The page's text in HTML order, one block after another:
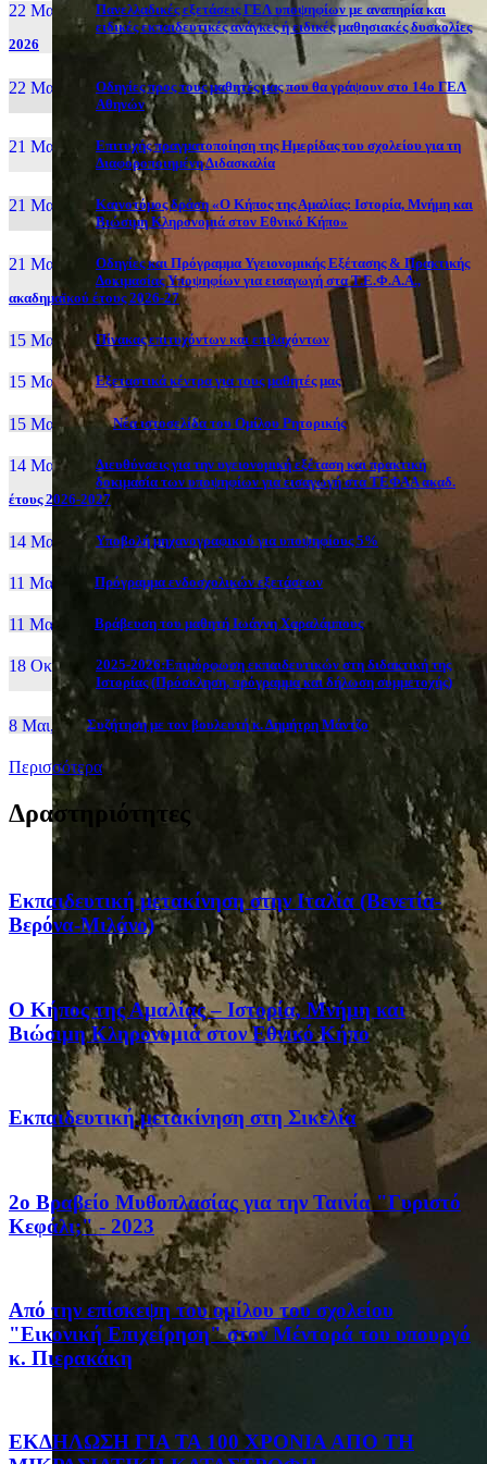
22 Μαι, 26
Πανελλαδικές εξετάσεις ΓΕΛ υποψηφίων με αναπηρία και
ειδικές εκπαιδευτικές ανάγκες ή ειδικές μαθησιακές δυσκολίες
2026
22 Μαι, 26
Οδηγίες προς τους μαθητές μας που θα γράψουν στο 14ο ΓΕΛ
Αθηνών
21 Μαι, 26
Επιτυχής πραγματοποίηση της Ημερίδας του σχολείου για τη
Διαφοροποιημένη Διδασκαλία
21 Μαι, 26
Καινοτόμος δράση «Ο Κήπος της Αμαλίας: Ιστορία, Μνήμη και
Βιώσιμη Κληρονομιά στον Εθνικό Κήπο»
21 Μαι, 26
Οδηγίες και Πρόγραμμα Υγειονομικής Εξέτασης & Πρακτικής
Δοκιμασίας Υποψηφίων για εισαγωγή στα Τ.Ε.Φ.Α.Α.,
ακαδημαϊκού έτους 2026-27
15 Μαι, 26 Πίνακας επιτυχόντων και επιλαχόντων
15 Μαι, 26 Εξεταστικά κέντρα για τους μαθητές μας
15 Μαι, 2026 Νέα ιστοσελίδα του Ομίλου Ρητορικής
14 Μαι, 26
Διευθύνσεις για την υγειονομική εξέταση και πρακτική
δοκιμασία των υποψηφίων για εισαγωγή στα ΤΕΦΑΑ ακαδ.
έτους 2026-2027
14 Μαι, 26 Yποβολή μηχανογραφικού για υποψηφίους 5%
11 Μαι, 26 Πρόγραμμα ενδοσχολικών εξετάσεων
11 Μαι, 26 Βράβευση του μαθητή Ιωάννη Χαραλάμπους
18 Οκτ, 25
2025-2026:Επιμόρφωση εκπαιδευτικών στη διδακτική της
Ιστορίας (Πρόσκληση, πρόγραμμα και δήλωση συμμετοχής)
8 Μαι, 26 Συζήτηση με τον βουλευτή κ. Δημήτρη Μάντζο
Περισσότερα
Δραστηριότητες
Eκπαιδευτική μετακίνηση στην Ιταλία (Βενετία-
Βερόνα-Μιλάνο)
Ο Κήπος της Αμαλίας – Ιστορία, Μνήμη και
Βιώσιμη Κληρονομιά στον Εθνικό Κήπο
Eκπαιδευτική μετακίνηση στη Σικελία
2ο Βραβείο Μυθοπλασίας για την Ταινία "Γυριστό
Κεφάλι;" - 2023
Από την επίσκεψη του ομίλου του σχολείου
"Εικονική Επιχείρηση" στον Μέντορά του υπουργό
κ. Πιερακάκη
ΕΚΔΗΛΩΣΗ ΓΙΑ ΤΑ 100 ΧΡΟΝΙΑ ΑΠΟ ΤΗ